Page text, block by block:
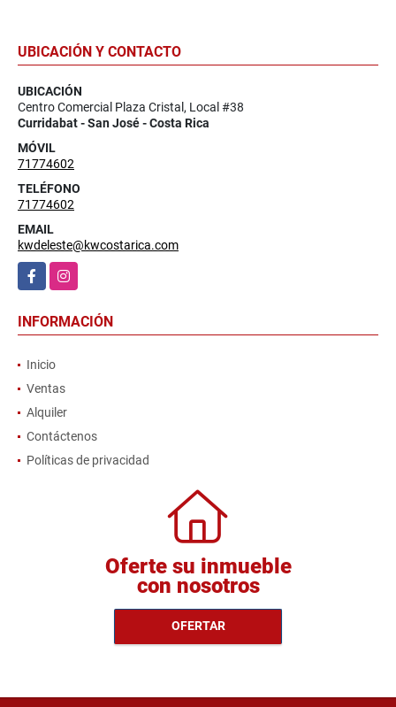
UBICACIÓN Y CONTACTO
UBICACIÓN
Centro Comercial Plaza Cristal, Local #38
Curridabat - San José - Costa Rica
MÓVIL
71774602
TELÉFONO
71774602
EMAIL
kwdeleste@kwcostarica.com
FacebookInstagram
INFORMACIÓN
Inicio
Ventas
Alquiler
Contáctenos
Políticas de privacidad
Oferte su inmueble
con nosotros
OFERTAR